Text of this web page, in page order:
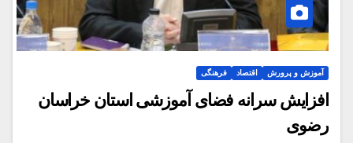
آموزش و پرورش اقتصاد فرهنگی
افزایش سرانه فضای آموزشی استان خراسان
رضوی